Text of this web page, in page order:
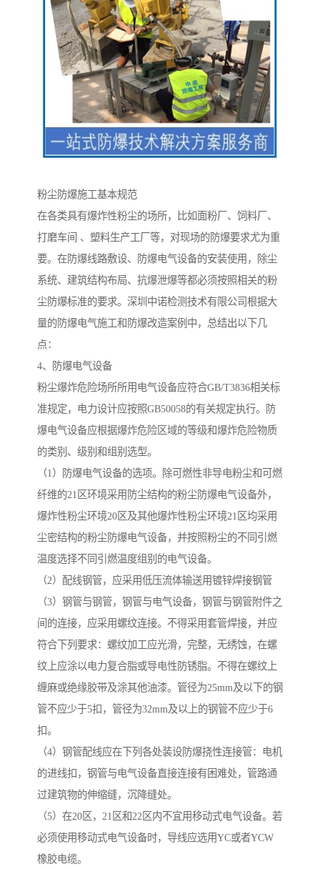
粉尘防爆施工基本规范
在各类具有爆炸性粉尘的场所，比如面粉厂、饲料厂、
打磨车间 、塑料生产工厂等，对现场的防爆要求尤为重
要。在防爆线路敷设、防爆电气设备的安装使用，除尘
系统、建筑结构布局、抗爆泄爆等都必须按照相关的粉
尘防爆标准的要求。深圳中诺检测技术有限公司根据大
量的防爆电气施工和防爆改造案例中，总结出以下几
点：
4、防爆电气设备
粉尘爆炸危险场所所用电气设备应符合GB/T3836相关标
准规定，电力设计应按照GB50058的有关规定执行。防
爆电气设备应根据爆炸危险区域的等级和爆炸危险物质
的类别、级别和组别选型。
（1）防爆电气设备的选项。除可燃性非导电粉尘和可燃
纤维的21区环境采用防尘结构的粉尘防爆电气设备外，
爆炸性粉尘环境20区及其他爆炸性粉尘环境21区均采用
尘密结构的粉尘防爆电气设备，并按照粉尘的不同引燃
温度选择不同引燃温度组别的电气设备。
（2）配线钢管，应采用低压流体输送用镀锌焊接钢管
（3）钢管与钢管，钢管与电气设备，钢管与钢管附件之
间的连接，应采用螺纹连接。不得采用套管焊接，并应
符合下列要求：螺纹加工应光滑，完整，无绣蚀，在螺
纹上应涂以电力复合脂或导电性防锈脂。不得在螺纹上
缠麻或绝缘胶带及涂其他油漆。管径为25mm及以下的钢
管不应少于5扣，管径为32mm及以上的钢管不应少于6
扣。
（4）钢管配线应在下列各处装设防爆挠性连接管：电机
的进线扣，钢管与电气设备直接连接有困难处，管路通
过建筑物的伸缩缝，沉降缝处。
（5）在20区，21区和22区内不宜用移动式电气设备。若
必须使用移动式电气设备时，导线应选用YC或者YCW
橡胶电缆。